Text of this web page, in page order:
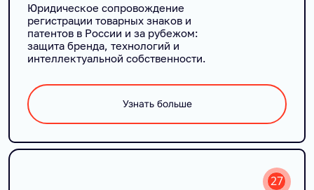
Юридическое сопровождение
регистрации товарных знаков и
патентов в России и за рубежом:
защита бренда, технологий и
интеллектуальной собственности.
Узнать больше
27